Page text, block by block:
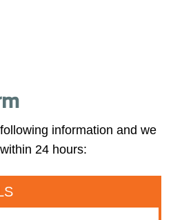
information and we
24 hours: